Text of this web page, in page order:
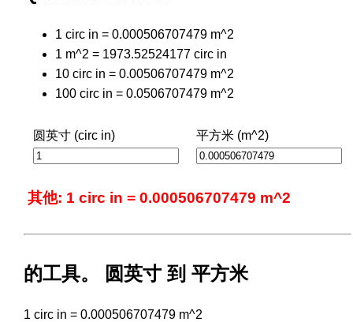
1 circ in = 0.000506707479 m^2
1 m^2 = 1973.52524177 circ in
10 circ in = 0.00506707479 m^2
100 circ in = 0.0506707479 m^2
圆英寸 (circ in) 平方米 (m^2)
其他: 1 circ in = 0.000506707479 m^2
的工具。 圆英寸 到 平方米
1 circ in = 0.000506707479 m^2